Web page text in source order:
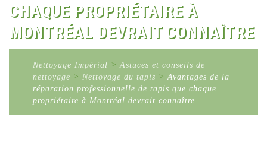
CHAQUE PROPRIÉTAIRE À
MONTRÉAL DEVRAIT CONNAÎTRE
Nettoyage Impérial >Astuces et conseils de
nettoyage > Nettoyage du tapis >Avantages de la
réparation professionnelle de tapis que chaque
propriétaire à Montréal devrait connaître